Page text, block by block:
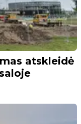
atskleidė